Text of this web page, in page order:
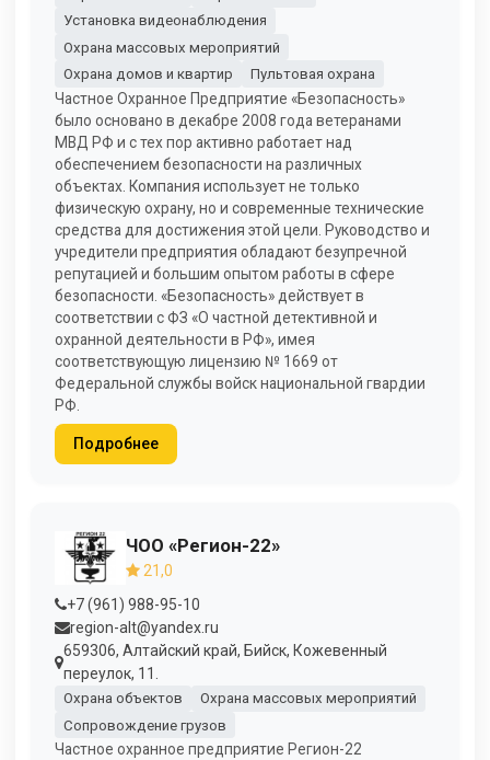
Установка видеонаблюдения
Охрана массовых мероприятий
Охрана домов и квартир
Пультовая охрана
Частное Охранное Предприятие «Безопасность»
было основано в декабре 2008 года ветеранами
МВД РФ и с тех пор активно работает над
обеспечением безопасности на различных
объектах. Компания использует не только
физическую охрану, но и современные технические
средства для достижения этой цели. Руководство и
учредители предприятия обладают безупречной
репутацией и большим опытом работы в сфере
безопасности. «Безопасность» действует в
соответствии с ФЗ «О частной детективной и
охранной деятельности в РФ», имея
соответствующую лицензию № 1669 от
Федеральной службы войск национальной гвардии
РФ.
Подробнее
ЧОО «Регион-22»
21,0
+7 (961) 988-95-10
region-alt@yandex.ru
659306, Алтайский край, Бийск, Кожевенный
переулок, 11.
Охрана объектов
Охрана массовых мероприятий
Сопровождение грузов
Частное охранное предприятие Регион-22